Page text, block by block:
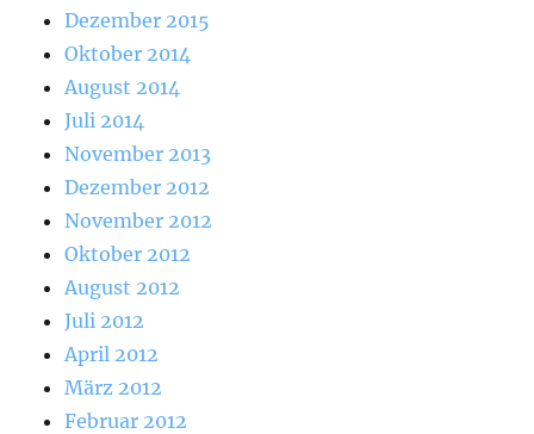
Dezember 2015
Oktober 2014
August 2014
Juli 2014
November 2013
Dezember 2012
November 2012
Oktober 2012
August 2012
Juli 2012
April 2012
März 2012
Februar 2012